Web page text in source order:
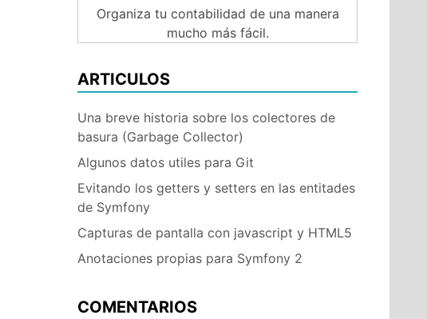
Organiza tu contabilidad de una manera
mucho más fácil.
ARTICULOS
Una breve historia sobre los colectores de
basura (Garbage Collector)
Algunos datos utiles para Git
Evitando los getters y setters en las entitades
de Symfony
Capturas de pantalla con javascript y HTML5
Anotaciones propias para Symfony 2
COMENTARIOS